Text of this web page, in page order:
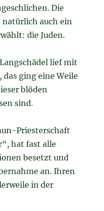
Die
auch ein
die Juden.
lief mit
ging eine Weile
blöden
sind.
Priesterschaft
hat fast alle
besetzt und
an. Ihren
in der